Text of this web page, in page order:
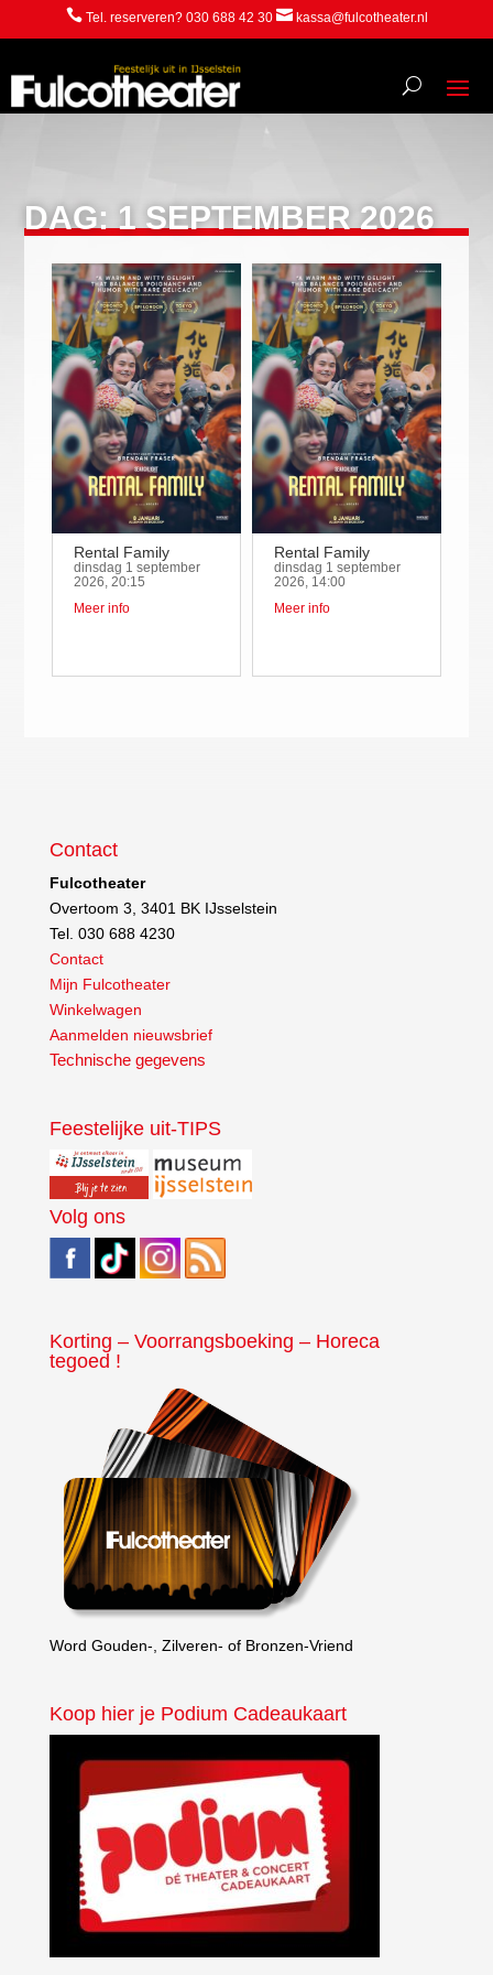
Tel. reserveren? 030 688 42 30  kassa@fulcotheater.nl
DAG: 1 SEPTEMBER 2026
Rental Family
dinsdag 1 september
2026, 20:15
Meer info
Rental Family
dinsdag 1 september
2026, 14:00
Meer info
Contact
Fulcotheater
Overtoom 3, 3401 BK IJsselstein
Tel. 030 688 4230
Contact
Mijn Fulcotheater
Winkelwagen
Aanmelden nieuwsbrief
Technische gegevens
Feestelijke uit-TIPS
Volg ons
Korting – Voorrangsboeking – Horeca
tegoed !
Word Gouden-, Zilveren- of Bronzen-Vriend
Koop hier je Podium Cadeaukaart